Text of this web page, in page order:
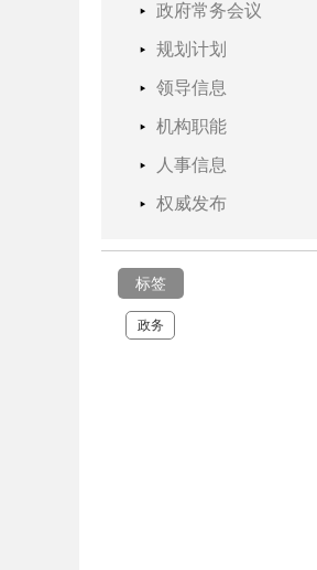
政府常务会议
规划计划
领导信息
机构职能
人事信息
权威发布
标签
政务